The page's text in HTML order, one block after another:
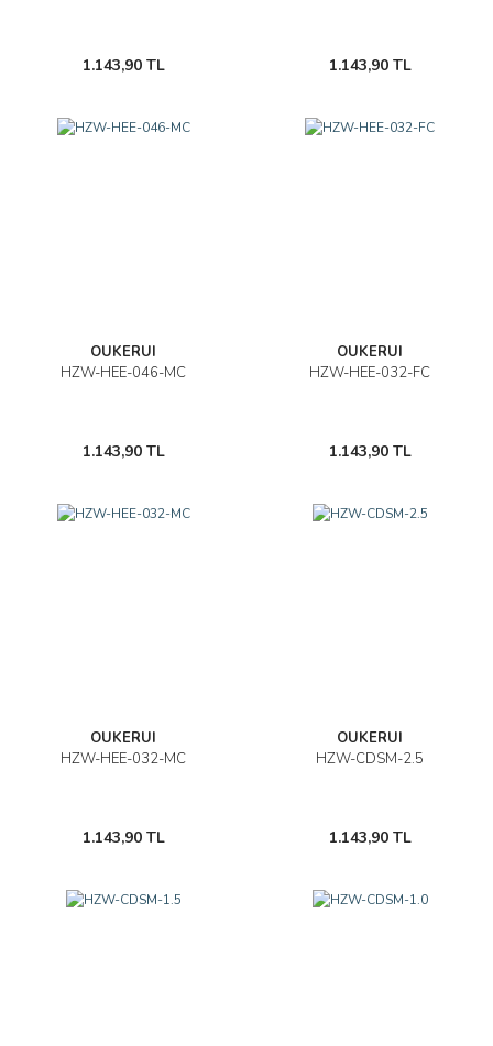
1.143,90 TL 1.143,90 TL
OUKERUI
HZW-HEE-046-MC
1.143,90 TL
OUKERUI
HZW-HEE-032-FC
1.143,90 TL
OUKERUI
HZW-HEE-032-MC
1.143,90 TL
OUKERUI
HZW-CDSM-2.5
1.143,90 TL